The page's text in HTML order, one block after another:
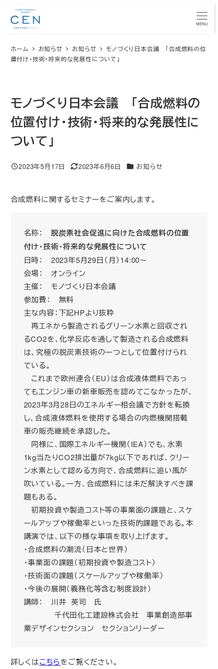
MENU
ホーム お知らせ お知らせ
モノづくり日本会議 「合成燃料の位
置付け・技術・将来的な発展性について」
モノづくり日本会議 「合成燃料の
位置付け・技術・将来的な発展性に
ついて」
投稿日
2023年5月17日
更新日
2023年6月6日 カテゴリー
お知らせ
合成燃料に関するセミナーをご案内します。
名称： 脱炭素社会促進に向けた合成燃料の位置
付け・技術・将来的な発展性について
日時： 2023年5月29日（月）14:00～
会場： オンライン
主催： モノづくり日本会議
参加費： 無料
主な内容：下記HPより抜粋
再エネから製造されるグリーン水素と回収され
るCO2を、化学反応を通して製造される合成燃料
は、究極の脱炭素技術の一つとして位置付けられ
ている。
これまで欧州連合（EU）は合成液体燃料であっ
てもエンジン車の新車販売を認めてこなかったが、
2023年3月28日のエネルギー相会議で方針を転換
し、合成液体燃料を使用する場合の内燃機関搭載
車の販売継続を承認した。
同様に、国際エネルギー機関（IEA）でも、水素
1kg当たりCO2排出量が7kg以下であれば、クリー
ン水素として認める方向で、合成燃料に追い風が
吹いている。一方、合成燃料には未だ解決すべき課
題もある。
初期投資や製造コスト等の事業面の課題と、スケ
ールアップや稼働率といった技術的課題である。本
講演では、以下の様な事項を取り上げます。
・合成燃料の潮流（日本と世界）
・事業面の課題（初期投資や製造コスト）
・技術面の課題（スケールアップや稼働率）
・今後の展開（義務化等含む制度設計）
講師： 川井 英司 氏
千代田化工建設株式会社 事業創造部事
業デザインセクション セクションリーダー
詳しくはこちらをご覧ください。